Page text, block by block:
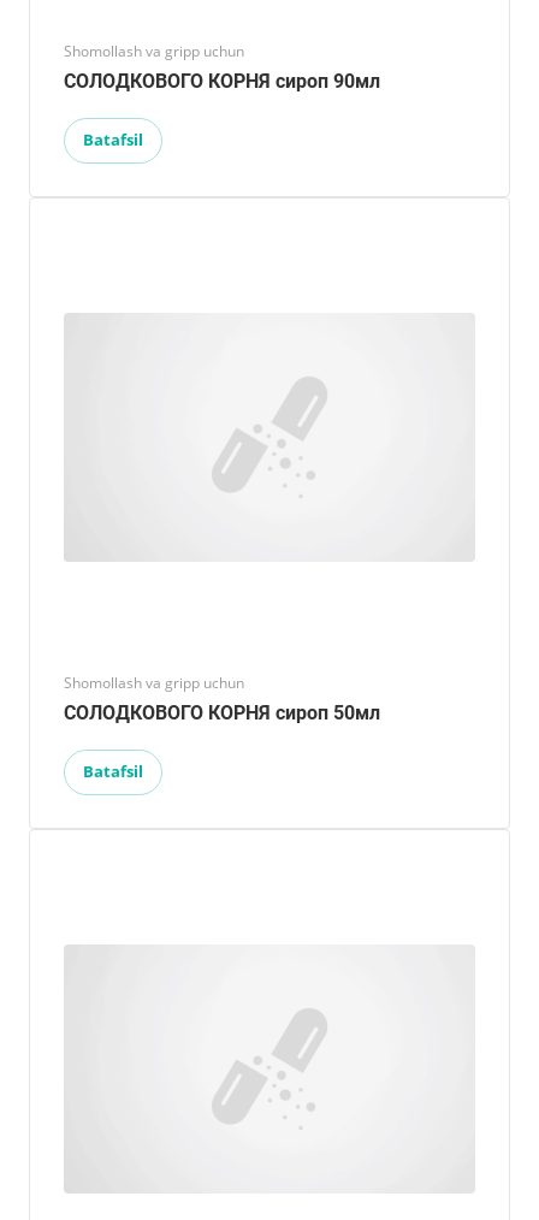
Shomollash va gripp uchun
СОЛОДКОВОГО КОРНЯ сироп 90мл
Batafsil
Shomollash va gripp uchun
СОЛОДКОВОГО КОРНЯ сироп 50мл
Batafsil